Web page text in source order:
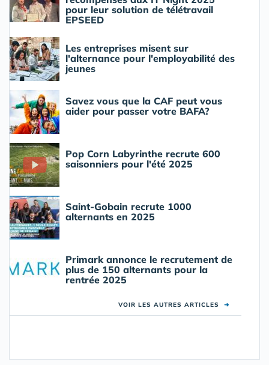
pour leur solution de télétravail
EPSEED
Les entreprises misent sur
l'alternance pour l'employabilité des
jeunes
Savez vous que la CAF peut vous
aider pour passer votre BAFA?
Pop Corn Labyrinthe recrute 600
saisonniers pour l'été 2025
Saint-Gobain recrute 1000
alternants en 2025
Primark annonce le recrutement de
plus de 150 alternants pour la
rentrée 2025
VOIR LES AUTRES ARTICLES ➜